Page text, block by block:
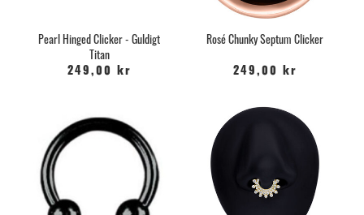
Pearl Hinged Clicker - Guldigt
Titan
249,00 kr
Rosé Chunky Septum Clicker
249,00 kr